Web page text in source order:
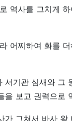
역사를 그치게
어찌하여 화를
서기관 심새와 그
을 보고 권력으로
가 그쳐서 바사